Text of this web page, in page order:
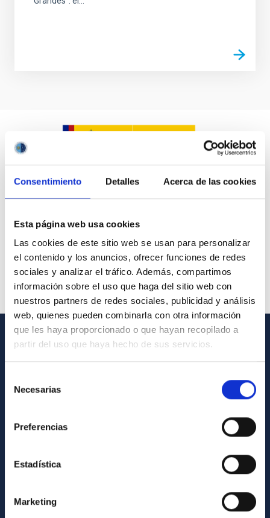
Consentimiento Detalles Acerca de las cookies
Esta página web usa cookies
Las cookies de este sitio web se usan para personalizar
el contenido y los anuncios, ofrecer funciones de redes
sociales y analizar el tráfico. Además, compartimos
información sobre el uso que haga del sitio web con
nuestros partners de redes sociales, publicidad y análisis
web, quienes pueden combinarla con otra información
que les haya proporcionado o que hayan recopilado a
partir del uso que haya hecho de sus servicios.
Necesarias
Preferencias
Estadística
Marketing
GENERAL INFORMATION
How to get to the IAC